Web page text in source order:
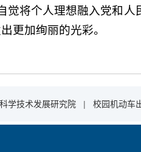
觉将个人理想融入党和人
更加绚丽的光彩。
科学技术发展研究院 | 校园机动车